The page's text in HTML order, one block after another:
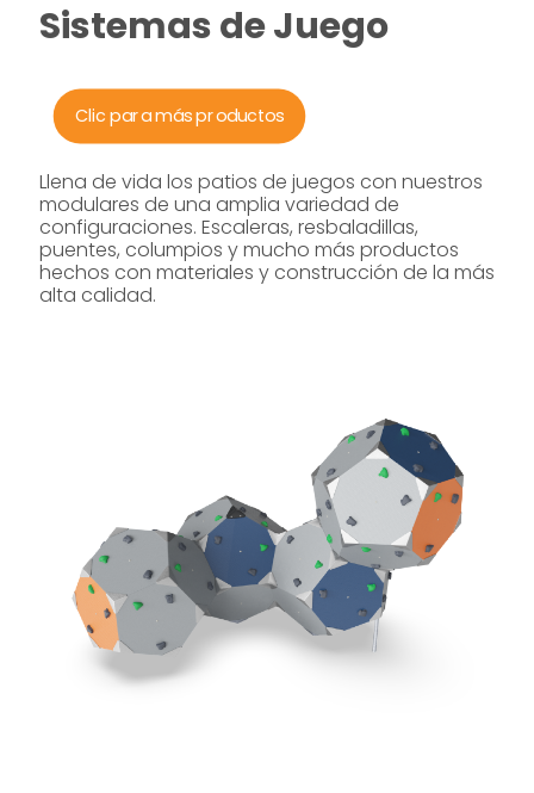
Sistemas de Juego
Clic para más productos
Llena de vida los patios de juegos con nuestros
modulares de una amplia variedad de
configuraciones. Escaleras, resbaladillas,
puentes, columpios y mucho más productos
hechos con materiales y construcción de la más
alta calidad.